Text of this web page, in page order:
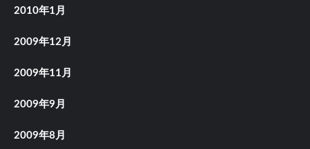
2010年1月
2009年12月
2009年11月
2009年9月
2009年8月